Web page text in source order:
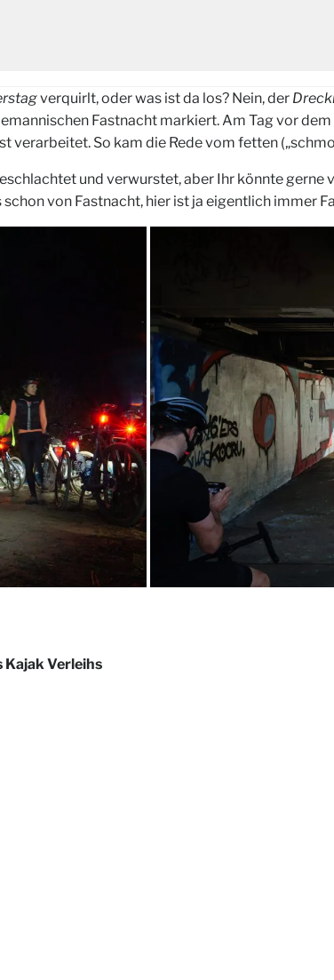
verquirlt, oder was ist da los? Nein, der
Fastnacht markiert. Am Tag vor
So kam die Rede vom fetten
und verwurstet, aber Ihr könnte gerne
von Fastnacht, hier ist ja eigentlich immer
Kajak Verleihs